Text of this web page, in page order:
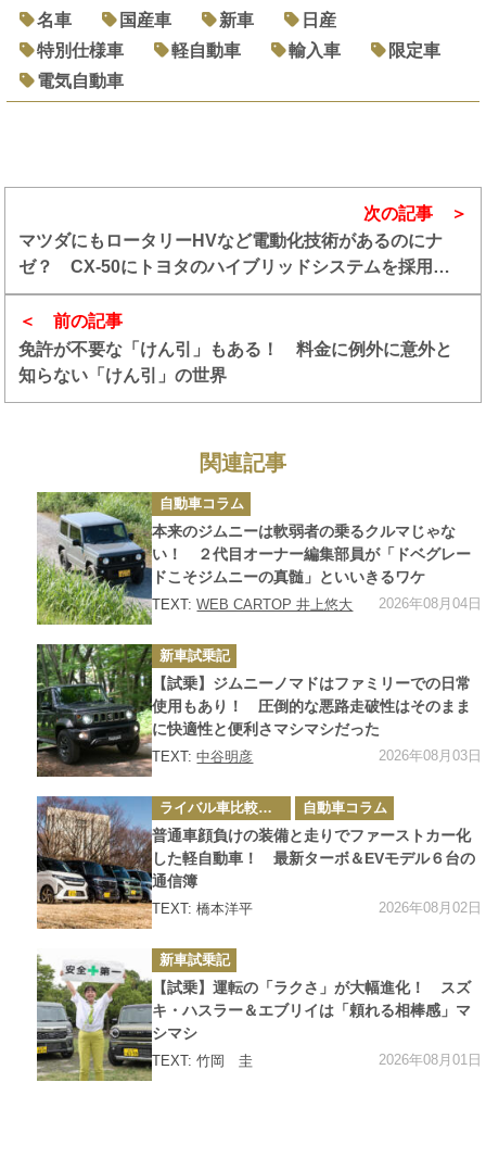
名車
国産車 新車
日産
特別仕様車
軽自動車 輸入車
限定車
電気自動車
前の記事
免許が不要な「けん引」もある！ 料金に例外に意外と
知らない「けん引」の世界
次の記事
マツダにもロータリーHVなど電動化技術があるのにナ
ゼ？ CX-50にトヨタのハイブリッドシステムを採用し
た理由
関連記事
カ
テ
ゴ
リ
ー
自動車コラム
本来のジムニーは軟弱者の乗るクルマじゃな
い！ ２代目オーナー編集部員が「ドベグレー
ドこそジムニーの真髄」といいきるワケ
TEXT:WEB CARTOP 井上悠大 2026年08月04日
カ
テ
ゴ
リ
ー
新車試乗記
【試乗】ジムニーノマドはファミリーでの日常
使用もあり！ 圧倒的な悪路走破性はそのまま
に快適性と便利さマシマシだった
TEXT:中谷明彦 2026年08月03日
カ
テ
ゴ
リ
ー
ライバル車比較テスト 自動車コラム
普通車顔負けの装備と走りでファーストカー化
した軽自動車！ 最新ターボ＆EVモデル６台の
通信簿
TEXT: 橋本洋平 2026年08月02日
カ
テ
ゴ
リ
ー
新車試乗記
【試乗】運転の「ラクさ」が大幅進化！ スズ
キ・ハスラー＆エブリイは「頼れる相棒感」マ
シマシ
TEXT: 竹岡 圭 2026年08月01日